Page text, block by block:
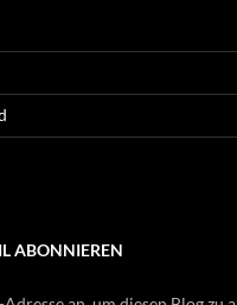
ABONNIEREN